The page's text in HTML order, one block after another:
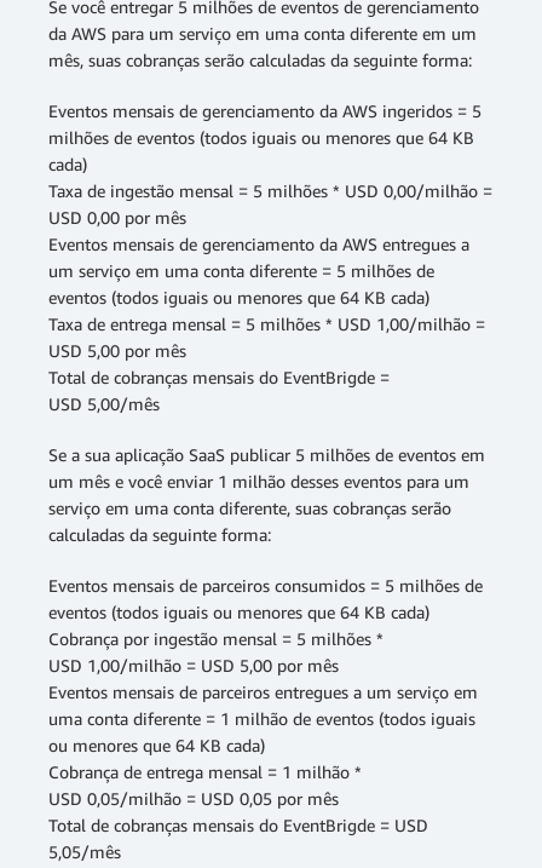
Se você entregar 5 milhões de eventos de gerenciamento
da AWS para um serviço em uma conta diferente em um
mês, suas cobranças serão calculadas da seguinte forma:
Eventos mensais de gerenciamento da AWS ingeridos = 5
milhões de eventos (todos iguais ou menores que 64 KB
cada)
Taxa de ingestão mensal = 5 milhões * USD 0,00/milhão =
USD 0,00 por mês
Eventos mensais de gerenciamento da AWS entregues a
um serviço em uma conta diferente = 5 milhões de
eventos (todos iguais ou menores que 64 KB cada)
Taxa de entrega mensal = 5 milhões * USD 1,00/milhão =
USD 5,00 por mês
Total de cobranças mensais do EventBrigde =
USD 5,00/mês
Se a sua aplicação SaaS publicar 5 milhões de eventos em
um mês e você enviar 1 milhão desses eventos para um
serviço em uma conta diferente, suas cobranças serão
calculadas da seguinte forma:
Eventos mensais de parceiros consumidos = 5 milhões de
eventos (todos iguais ou menores que 64 KB cada)
Cobrança por ingestão mensal = 5 milhões *
USD 1,00/milhão = USD 5,00 por mês
Eventos mensais de parceiros entregues a um serviço em
uma conta diferente = 1 milhão de eventos (todos iguais
ou menores que 64 KB cada)
Cobrança de entrega mensal = 1 milhão *
USD 0,05/milhão = USD 0,05 por mês
Total de cobranças mensais do EventBrigde = USD
5,05/mês